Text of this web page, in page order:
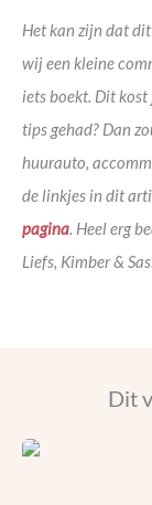
Het kan zijn dat
wij een kleine
iets boekt. Dit
tips gehad? Dan
huurauto,
de linkjes in dit
pagina. Heel erg
Liefs, Kimber &
Dit